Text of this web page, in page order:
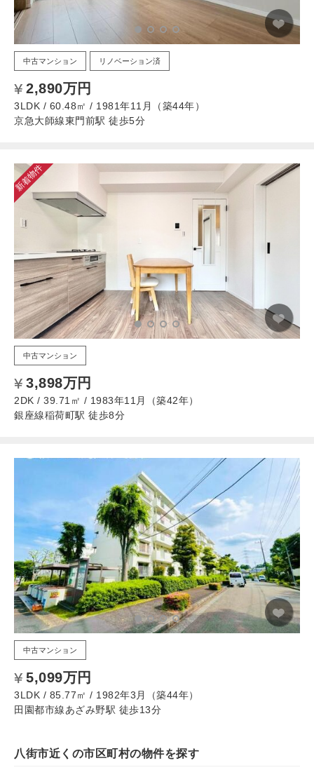
中古マンション リノベーション済
2,890万円
3LDK / 60.48㎡ / 1981年11月（築44年）
京急大師線東門前駅 徒歩5分
新着物件
中古マンション
3,898万円
2DK / 39.71㎡ / 1983年11月（築42年）
銀座線稲荷町駅 徒歩8分
中古マンション
5,099万円
3LDK / 85.77㎡ / 1982年3月（築44年）
田園都市線あざみ野駅 徒歩13分
八街市近くの市区町村の物件を探す